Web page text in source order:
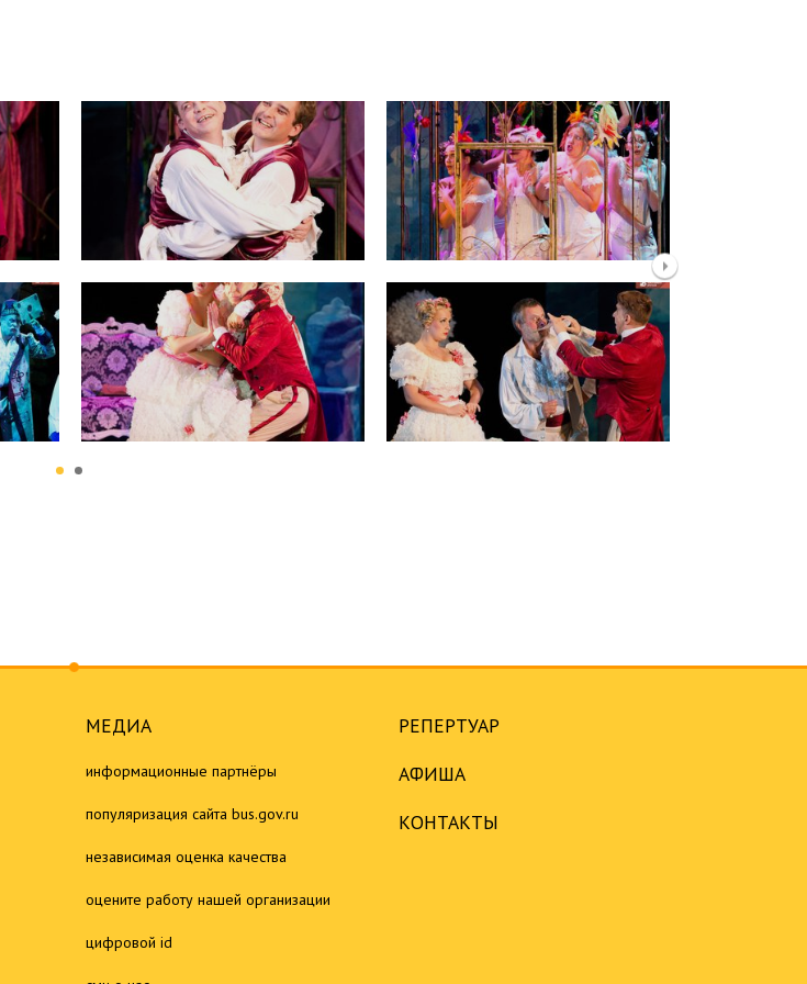
МЕДИА
информационные партнёры
популяризация сайта bus.gov.ru
независимая оценка качества
оцените работу нашей организации
цифровой id
РЕПЕРТУАР
АФИША
КОНТАКТЫ